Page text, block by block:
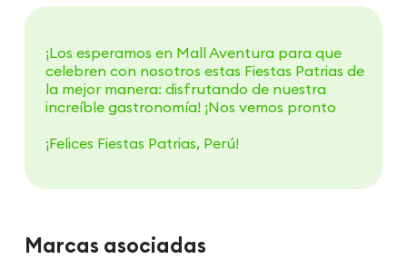
¡Los esperamos en Mall Aventura para que
celebren con nosotros estas Fiestas Patrias de
la mejor manera: disfrutando de nuestra
increíble gastronomía! ¡Nos vemos pronto
¡Felices Fiestas Patrias, Perú!
Marcas asociadas